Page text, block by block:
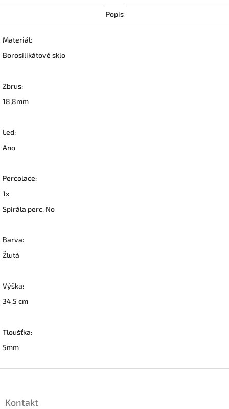
Popis
Materiál:
Borosilikátové sklo
Zbrus:
18,8mm
Led:
Ano
Percolace:
1x
Spirála perc, No
Barva:
Žlutá
Výška:
34,5 cm
Tloušťka:
5mm
Kontakt